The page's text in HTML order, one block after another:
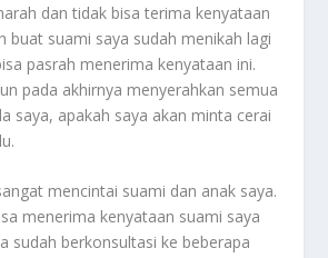
dan tidak bisa terima kenyataan
buat suami saya sudah menikah lagi
pasrah menerima kenyataan ini.
pada akhirnya menyerahkan semua
saya, apakah saya akan minta cerai
mencintai suami dan anak saya.
menerima kenyataan suami saya
sudah berkonsultasi ke beberapa